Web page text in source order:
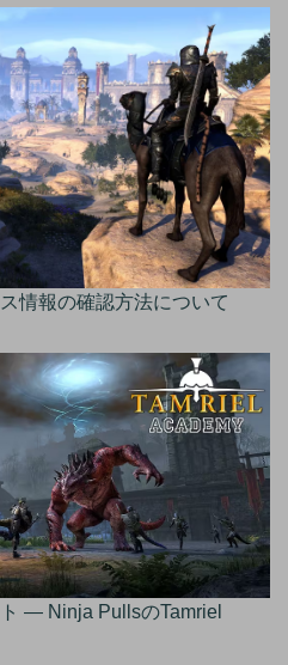
情報の確認方法について
— Ninja PullsのTamriel